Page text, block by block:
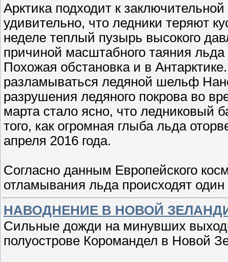
Арктика подходит к
удивительно, что ледники теряют
неделе теплый пузырь высокого
причиной масштабного таяния
Похожая обстановка и в
разламываться ледяной шельф
разрушения ледяного покрова во
марта стало ясно, что ледниковый
того, как огромная глыба льда
апреля 2016 года.
Согласно данным Европейского
отламывания льда происходят
НАВОДНЕНИЕ В НОВОЙ
Сильные дожди на минувших
полуострове Коромандел в Новой